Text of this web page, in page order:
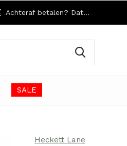
SALE
Achteraf betalen? Dat kan!
Heckett Lane